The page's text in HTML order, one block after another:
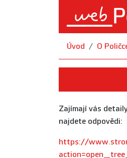
Úvod O
Zajímají vás
najdete odpovědi:
https://